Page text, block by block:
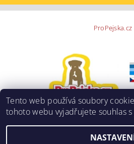
ProPejska.cz
Tento web používá soubory
tohoto webu vyjadřujete souhlas